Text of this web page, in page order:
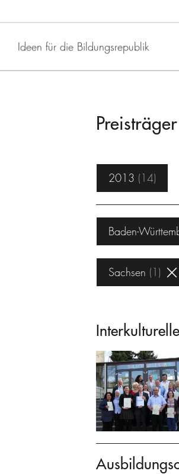
Ideen für die Bildungsrepublik
Preisträger
2013 14
Baden-
Sachsen 1